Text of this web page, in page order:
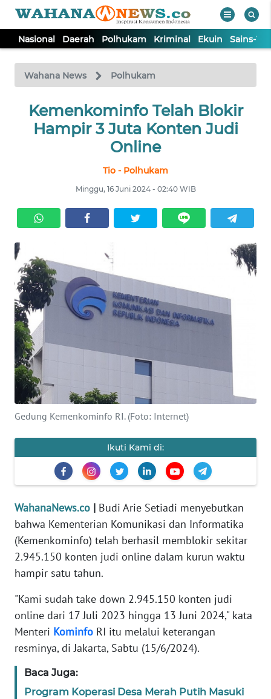
Nasional Daerah Polhukam Kriminal Ekuin Sains-
Wahana News Polhukam
Kemenkominfo Telah Blokir
Hampir 3 Juta Konten Judi
Online
Tio - Polhukam
Minggu, 16 Juni 2024 - 02:40 WIB
Gedung Kemenkominfo RI. (Foto: Internet)
Ikuti Kami di:
WahanaNews.co | Budi Arie Setiadi menyebutkan
bahwa Kementerian Komunikasi dan Informatika
(Kemenkominfo) telah berhasil memblokir sekitar
2.945.150 konten judi online dalam kurun waktu
hampir satu tahun.
"Kami sudah take down 2.945.150 konten judi
online dari 17 Juli 2023 hingga 13 Juni 2024," kata
Menteri Kominfo RI itu melalui keterangan
resminya, di Jakarta, Sabtu (15/6/2024).
Baca Juga:
Program Koperasi Desa Merah Putih Masuki
TV
Tutup
NASIONAL
KRIMINAL
EKUIN
SAINS-TEKNO
KESEHATAN
INTERNASIONAL
SERBA-SERBI
PENDIDIKAN
EDITORIAL
Informasi
INDEKS
KONTAK
KAMI
IKLAN